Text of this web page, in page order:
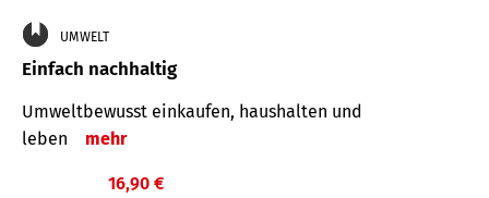
UMWELT
Einfach nachhaltig
Umweltbewusst einkaufen, haushalten und
leben
mehr
16,90 €